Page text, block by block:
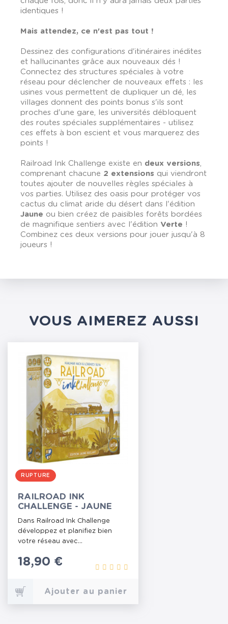
identiques !
Mais attendez, ce n'est pas tout !
Dessinez des configurations d'itinéraires inédites
et hallucinantes grâce aux nouveaux dés !
Connectez des structures spéciales à votre
réseau pour déclencher de nouveaux effets : les
usines vous permettent de dupliquer un dé, les
villages donnent des points bonus s'ils sont
proches d'une gare, les universités débloquent
des routes spéciales supplémentaires - utilisez
ces effets à bon escient et vous marquerez des
points !
Railroad Ink Challenge existe en deux versions,
comprenant chacune 2 extensions qui viendront
toutes ajouter de nouvelles règles spéciales à
vos parties. Utilisez des oasis pour protéger vos
cactus du climat aride du désert dans l'édition
Jaune ou bien créez de paisibles forêts bordées
de magnifique sentiers avec l'édition Verte !
Combinez ces deux versions pour jouer jusqu'à 8
joueurs !
VOUS AIMEREZ AUSSI
RUPTURE
RAILROAD INK
CHALLENGE - JAUNE
Dans Railroad Ink Challenge
développez et planifiez bien
votre réseau avec...
Prix
18,90 €
Ajouter au panier